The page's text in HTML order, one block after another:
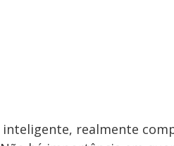
realmente